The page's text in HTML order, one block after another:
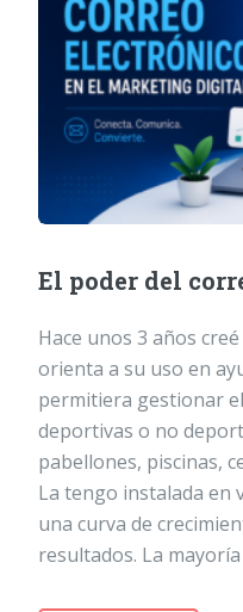
El poder del
Hace unos 3 años
orienta a su uso en
permitiera gestionar
deportivas o no
pabellones, piscinas,
La tengo instalada en
una curva de
resultados. La